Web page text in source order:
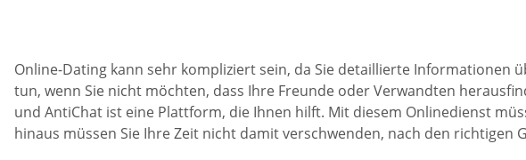
Online-Dating kann sehr kompliziert sein, da Sie detaillierte Informationen
tun, wenn Sie nicht möchten, dass Ihre Freunde oder Verwandten
und AntiChat ist eine Plattform, die Ihnen hilft. Mit diesem Onlinedienst
hinaus müssen Sie Ihre Zeit nicht damit verschwenden, nach den